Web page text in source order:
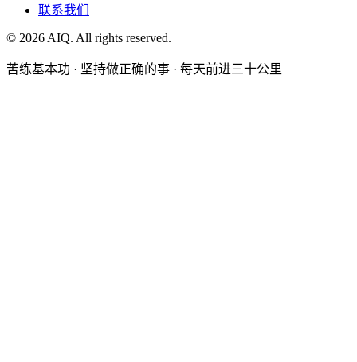
联系我们
© 2026AIQ. All rights reserved.
苦练基本功 · 坚持做正确的事 · 每天前进三十公里